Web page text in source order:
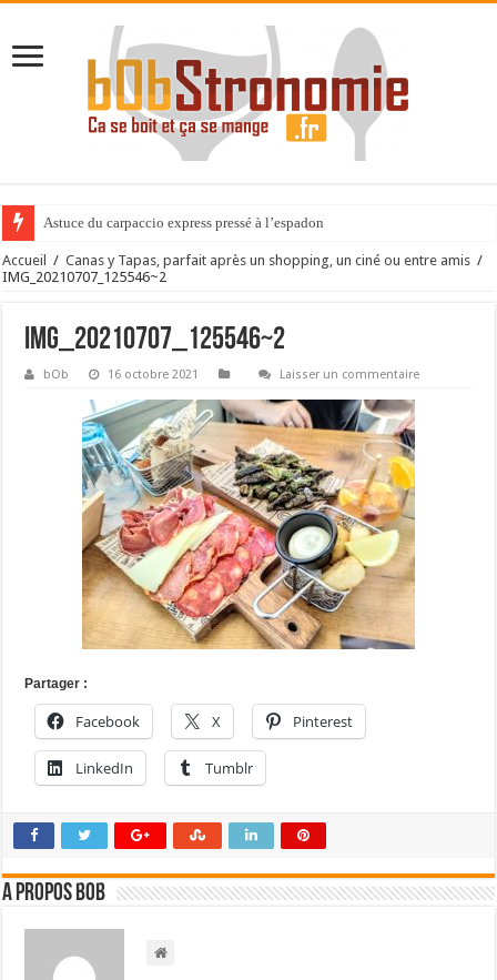
Astuce du carpaccio express pressé à l’espadon
Accueil / Canas y Tapas, parfait après un shopping, un ciné ou entre amis /
IMG_20210707_125546~2
IMG_20210707_125546~2
bOb 16 octobre 2021 Laisser un commentaire
Partager :
Facebook X Pinterest
LinkedIn Tumblr
A propos bOb